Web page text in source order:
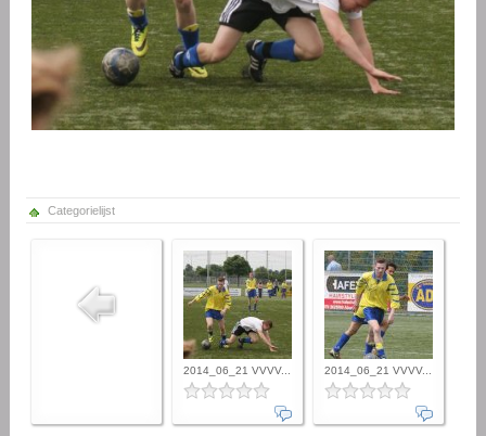
Categorielijst
2014_06_21 VVVV... 2014_06_21 VVVV...